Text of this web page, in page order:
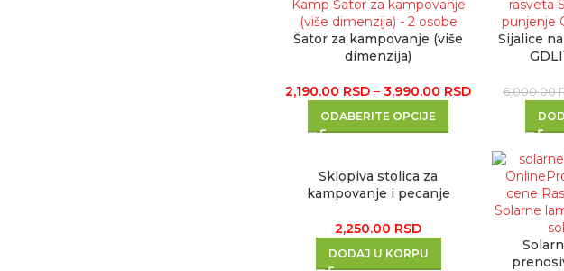
Šator za kampovanje (više
dimenzija)
2,190.00 RSD – 3,990.00 RSD
ODABERITE OPCIJE
Sijalice
6,000.00
Sklopiva stolica za
kampovanje i pecanje
2,250.00 RSD
DODAJ U KORPU